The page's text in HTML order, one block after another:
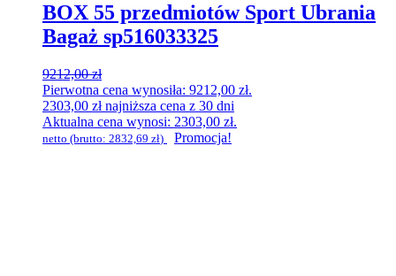
BOX 55 przedmiotów Sport Ubrania
Bagaż sp516033325
9212,00zł
Pierwotna cena wynosiła: 9212,00 zł.
2303,00 złnajniższa cena z 30 dni
Aktualna cena wynosi: 2303,00 zł.
netto (brutto: 2832,69 zł) Promocja!